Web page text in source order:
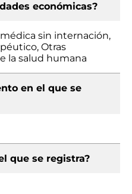
económicas?
sin internación,
Otras
la salud humana
en el que se
que se registra?